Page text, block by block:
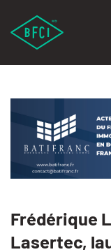
Frédérique
Lasertec,